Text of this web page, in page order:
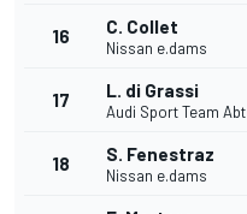
16 C. Collet
Nissan e.dams
17 L. di Grassi
Audi Sport Team Abt
18 S. Fenestraz
Nissan e.dams